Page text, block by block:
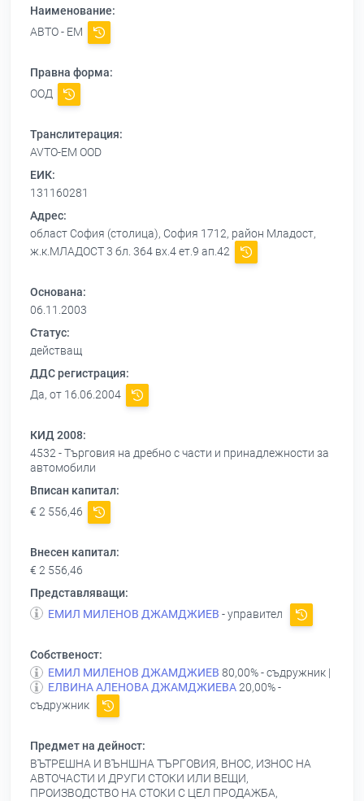
Наименование:
АВТО - ЕМ
Правна форма:
ООД
Транслитерация:
AVTO-EM OOD
ЕИК:
131160281
Адрес:
област София (столица), София 1712, район Младост,
ж.к.МЛАДОСТ 3 бл. 364 вх.4 ет.9 ап.42
Основана:
06.11.2003
Статус:
действащ
ДДС регистрация:
Да, от 16.06.2004
КИД 2008:
4532 - Търговия на дребно с части и принадлежности за
автомобили
Вписан капитал:
€ 2 556,46
Внесен капитал:
€ 2 556,46
Представляващи:
ЕМИЛ МИЛЕНОВ ДЖАМДЖИЕВ - управител
Собственост:
ЕМИЛ МИЛЕНОВ ДЖАМДЖИЕВ 80,00% - съдружник |
ЕЛВИНА АЛЕНОВА ДЖАМДЖИЕВА20,00% -
съдружник
Предмет на дейност:
ВЪТРЕШНА И ВЪНШНА ТЪРГОВИЯ, ВНОС, ИЗНОС НА
АВТОЧАСТИ И ДРУГИ СТОКИ ИЛИ ВЕЩИ,
ПРОИЗВОДСТВО НА СТОКИ С ЦЕЛ ПРОДАЖБА,